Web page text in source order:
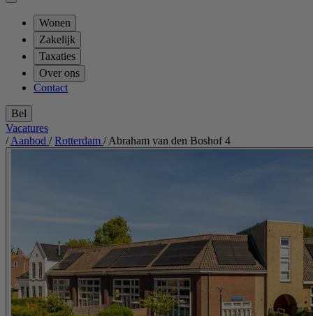
Wonen
Zakelijk
Taxaties
Over ons
Contact
Bel
Vacatures
/ Aanbod / Rotterdam / Abraham van den Boshof 4